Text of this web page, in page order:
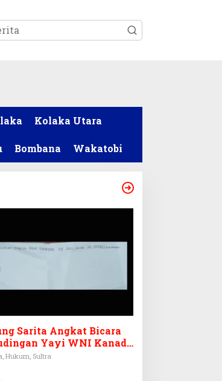
Kolaka Utara
Bombana Wakatobi
Sarita Angkat Bicara
Yayi WNI Kanada
Rp3,6 Miliar
Hukum, Sultra